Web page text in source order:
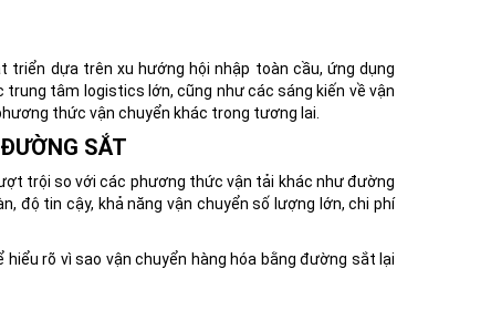
triển dựa trên xu hướng hội nhập toàn cầu, ứng dụng
tâm logistics lớn, cũng như các sáng kiến về vận
thức vận chuyển khác trong tương lai.
SẮT
trội so với các phương thức vận tải khác như đường
độ tin cậy, khả năng vận chuyển số lượng lớn, chi phí
rõ vì sao vận chuyển hàng hóa bằng đường sắt lại